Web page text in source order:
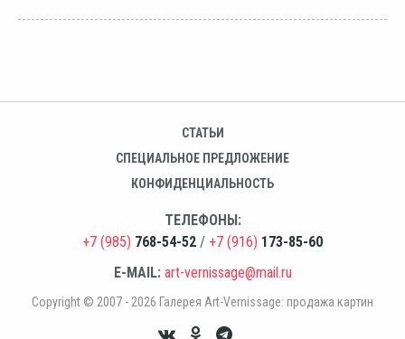
СТАТЬИ
СПЕЦИАЛЬНОЕ ПРЕДЛОЖЕНИЕ
КОНФИДЕНЦИАЛЬНОСТЬ
ТЕЛЕФОНЫ:
+7 (985) 768-54-52 / +7 (916) 173-85-60
E-MAIL: art-vernissage@mail.ru
Copyright © 2007 - 2026 Галерея Art-Vernissage: продажа картин